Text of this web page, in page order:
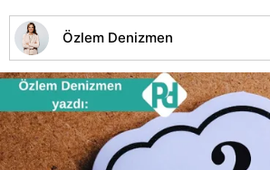
Özlem Denizmen